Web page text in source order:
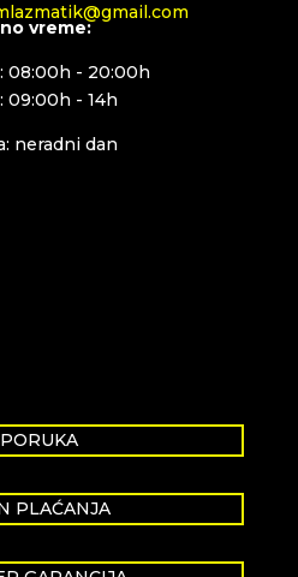
vreme:
08:00h - 20:00h
09:00h - 14h
neradni dan
PLAĆANJA